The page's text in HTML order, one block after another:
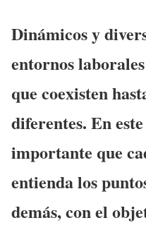
Dinámicos y
entornos
que coexisten
diferentes. En
importante que
entienda los
demás, con el